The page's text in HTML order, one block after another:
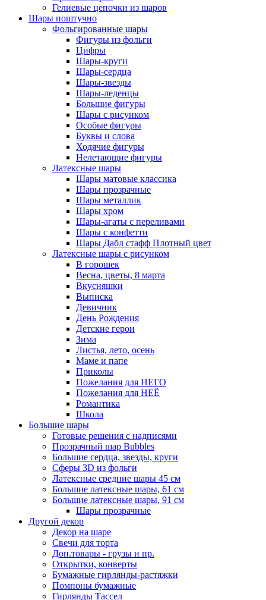
Гелиевые цепочки из шаров
Шары поштучно
Фольгированные шары
Фигуры из фольги
Цифры
Шары-круги
Шары-сердца
Шары-звезды
Шары-леденцы
Большие фигуры
Шары с рисунком
Особые фигуры
Буквы и слова
Ходячие фигуры
Нелетающие фигуры
Латексные шары
Шары матовые классика
Шары прозрачные
Шары металлик
Шары хром
Шары-агаты с переливами
Шары с конфетти
Шары Дабл стафф Плотный цвет
Латексные шары с рисунком
В горошек
Весна, цветы, 8 марта
Вкусняшки
Выписка
Девичник
День Рождения
Детские герои
Зима
Листья, лето, осень
Маме и папе
Приколы
Пожелания для НЕГО
Пожелания для НЕЁ
Романтика
Школа
Большие шары
Готовые решения с надписями
Прозрачный шар Bubbles
Большие сердца, звезды, круги
Сферы 3D из фольги
Латексные средние шары 45 см
Большие латексные шары, 61 см
Большие латексные шары, 91 см
Шары прозрачные
Другой декор
Декор на шаре
Свечи для торта
Доп.товары - грузы и пр.
Открытки, конверты
Бумажные гирлянды-растяжки
Помпоны бумажные
Гирлянды Тассел